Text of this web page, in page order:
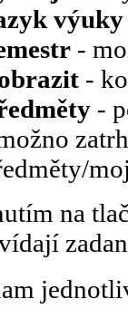
výuky
-
-
-
na